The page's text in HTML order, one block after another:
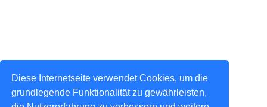
Diese Internetseite verwendet Cookies, um die
grundlegende Funktionalität zu gewährleisten,